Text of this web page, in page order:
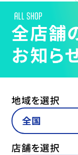
地域を選択
店舗を選択